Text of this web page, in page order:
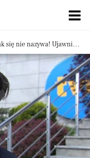
Ujawniono jego prawdziwe imię